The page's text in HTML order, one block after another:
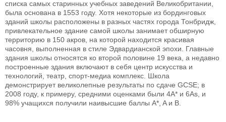
списка самых старинных учебных заведений Великобритании,
была основана в 1553 году. Хотя некоторые из бординговых
зданий школы расположены в разных частях города Тонбридж,
привлекательное здание самой школы занимает обширную
территорию в 150 акров, на которой находится красивая
часовня, выполненная в стиле Эдвардианской эпохи. Главные
здания школы относятся ко второй половине 19 века, а недавно
построенные здания включают в себя центр искусства и
технологий, театр, спорт-медиа комплекс. Школа
демонстрирует великолепные результаты по сдаче GCSE; в
2008 году, к примеру, средними оценками были 4А* и 6As, и
98% учащихся получили наивысшие баллы A*, A и B.